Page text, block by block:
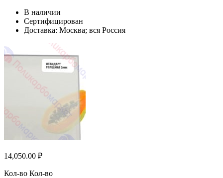
В наличии
Сертифицирован
Доставка: Москва; вся Россия
14,050.00 ₽
Кол-во Кол-во